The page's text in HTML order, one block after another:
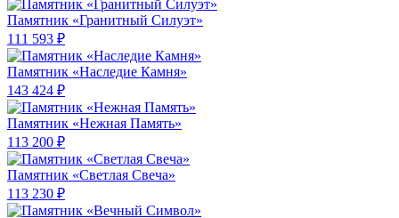
Памятник «Гранитный Силуэт»
111 593 ₽
Памятник «Наследие Камня»
143 424 ₽
Памятник «Нежная Память»
113 200 ₽
Памятник «Светлая Свеча»
113 230 ₽